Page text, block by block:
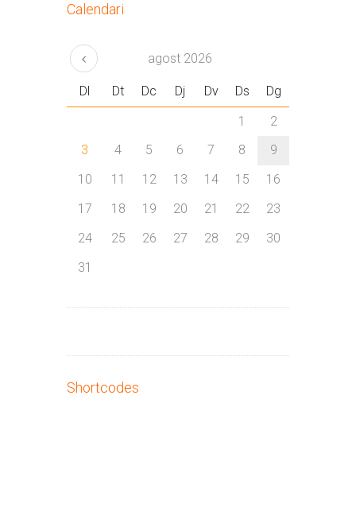
Calendari
agost 2026
Dl Dt Dc Dj Dv Ds
Dg
1
2
3
4 5 6 7 8
9
10
11 12 13 14 15
16
17
18 19 20 21 22
23
24
25 26 27 28 29
30
31
Shortcodes